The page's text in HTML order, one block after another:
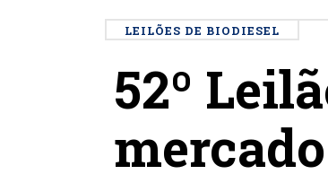
LEILÕES DE BIODIESEL
52º